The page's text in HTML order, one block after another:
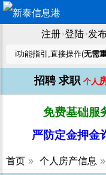
注册➜登陆➜发
ℹ️功能指引,直接操作(无需
招聘 求职 个人
免费基础服
严防定金押金
首页 » 个人房产信息 »